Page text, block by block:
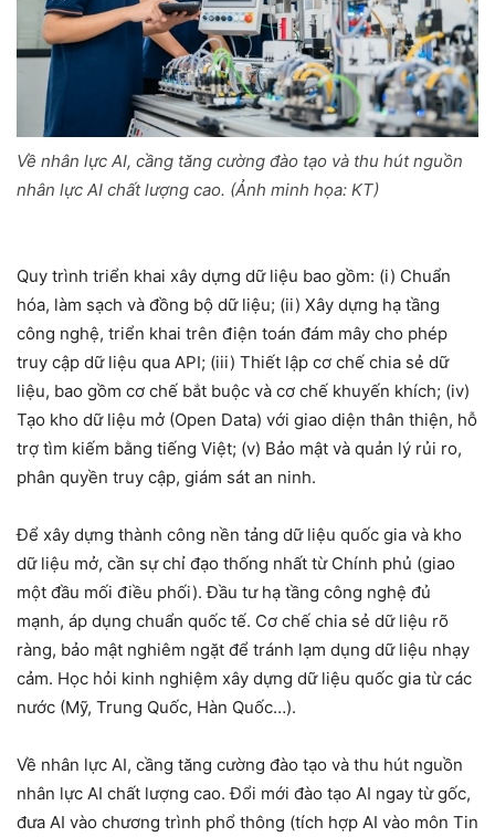
Về nhân lực AI, cầng tăng cường đào tạo và thu hút nguồn
nhân lực AI chất lượng cao. (Ảnh minh họa: KT)
Quy trình triển khai xây dựng dữ liệu bao gồm: (i) Chuẩn
hóa, làm sạch và đồng bộ dữ liệu; (ii) Xây dựng hạ tầng
công nghệ, triển khai trên điện toán đám mây cho phép
truy cập dữ liệu qua API; (iii) Thiết lập cơ chế chia sẻ dữ
liệu, bao gồm cơ chế bắt buộc và cơ chế khuyến khích; (iv)
Tạo kho dữ liệu mở (Open Data) với giao diện thân thiện, hỗ
trợ tìm kiếm bằng tiếng Việt; (v) Bảo mật và quản lý rủi ro,
phân quyền truy cập, giám sát an ninh.
Để xây dựng thành công nền tảng dữ liệu quốc gia và kho
dữ liệu mở, cần sự chỉ đạo thống nhất từ Chính phủ (giao
một đầu mối điều phối). Đầu tư hạ tầng công nghệ đủ
mạnh, áp dụng chuẩn quốc tế. Cơ chế chia sẻ dữ liệu rõ
ràng, bảo mật nghiêm ngặt để tránh lạm dụng dữ liệu nhạy
cảm. Học hỏi kinh nghiệm xây dựng dữ liệu quốc gia từ các
nước (Mỹ, Trung Quốc, Hàn Quốc…).
Về nhân lực AI, cầng tăng cường đào tạo và thu hút nguồn
nhân lực AI chất lượng cao. Đổi mới đào tạo AI ngay từ gốc,
đưa AI vào chương trình phổ thông (tích hợp AI vào môn Tin